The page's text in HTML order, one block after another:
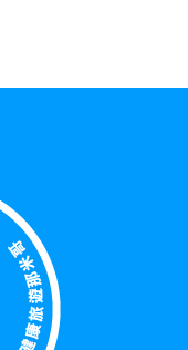
、瀏覽及點選資料記
此記錄為內部應
查內容進行統計與
，除供內部研究
，但不涉及特定個
本網站絕不會將您